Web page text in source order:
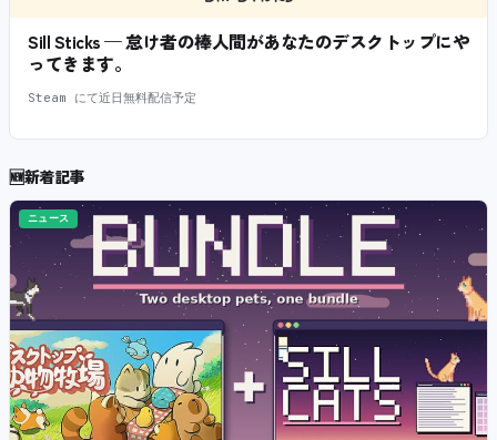
Sill Sticks — 怠け者の棒人間があなたのデスクトップにや
ってきます。
Steam にて近日無料配信予定
🆕新着記事
ニュース